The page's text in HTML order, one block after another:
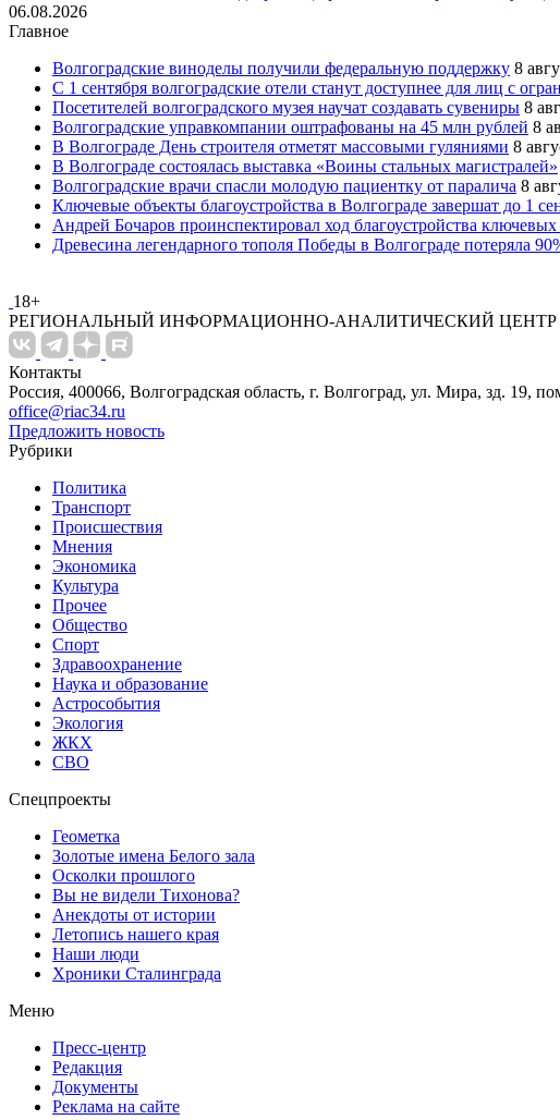
06.08.2026
Главное
Волгоградские виноделы получили федеральную поддержку 8
С 1 сентября волгоградские отели станут доступнее для лиц с
Посетителей волгоградского музея научат создавать сувениры 8
Волгоградские управкомпании оштрафованы на 45 млн рублей 8
В Волгограде День строителя отметят массовыми гуляниями 8
В Волгограде состоялась выставка «Воины стальных магистралей»
Волгоградские врачи спасли молодую пациентку от паралича 8
Ключевые объекты благоустройства в Волгограде завершат до 1
Андрей Бочаров проинспектировал ход благоустройства
Древесина легендарного тополя Победы в Волгограде потеряла
18+
РЕГИОНАЛЬНЫЙ ИНФОРМАЦИОННО-АНАЛИТИЧЕСКИЙ ЦЕНТР
Контакты
Россия, 400066, Волгоградская область, г. Волгоград, ул. Мира, зд. 19,
office@riac34.ru
Предложить новость
Рубрики
Политика
Транспорт
Происшествия
Мнения
Экономика
Культура
Прочее
Общество
Спорт
Здравоохранение
Наука и образование
Астрособытия
Экология
ЖКХ
СВО
Спецпроекты
Геометка
Золотые имена Белого зала
Осколки прошлого
Вы не видели Тихонова?
Анекдоты от истории
Летопись нашего края
Наши люди
Хроники Сталинграда
Меню
Пресс-центр
Редакция
Документы
Реклама на сайте